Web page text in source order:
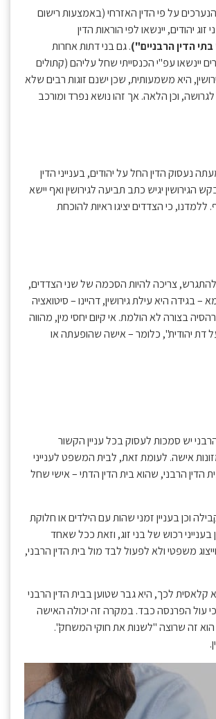
הנערכים על פי הדין האזרחי (באמצעות רישום
יהודים, יינשאו לפי הוראות הדין
הדין הרבניים"). גם בני דתות אחרות
יינשאו עפ"י הכנסייתי שחל עליהם (קתולים
היא משמעותית, שכן ישנם זוגות רבים שלא
לגרושה, וכן הלאה. אך זהו נושא נפרד ומורכב
נעסוק הדין החל על יהודים, בענייני הדין
הגירושין יגיש כתב תביעה לגירושין ואף יישא
כי הצדדים יציגו ראיות להוכחת
להתגרש, צריכה להיות הסכמה של שני הצדדים,
– בגידה היא עילת גירושין, דהיינו – סיטואציה
בצורה לא הולמת. אי קיום יחסי מין, מהווה
על דת יהודית", כלומר – אישה שהופעתה או
יש סמכות לעסוק בכל עניין הקשור
אישה. לעומת זאת, לבית המשפט לענייני
הדין הרבני, שהוא בית הדין הדתי – אישי שחל
וכן בעניין זמני שהות עם הילדים או חלוקת
רכוש של בני זוג, וזאת ככל שאחד
משפטי ולא לפעול לבד מול בית הדין הרבני,
קלאסית לכך, היא גבר שטוען בבית הדין הרבני
עול הפרנסה כבד. במקרה זה יכולה האישה
הוא זה שרוצה "לשנות את חוקי המשחק".